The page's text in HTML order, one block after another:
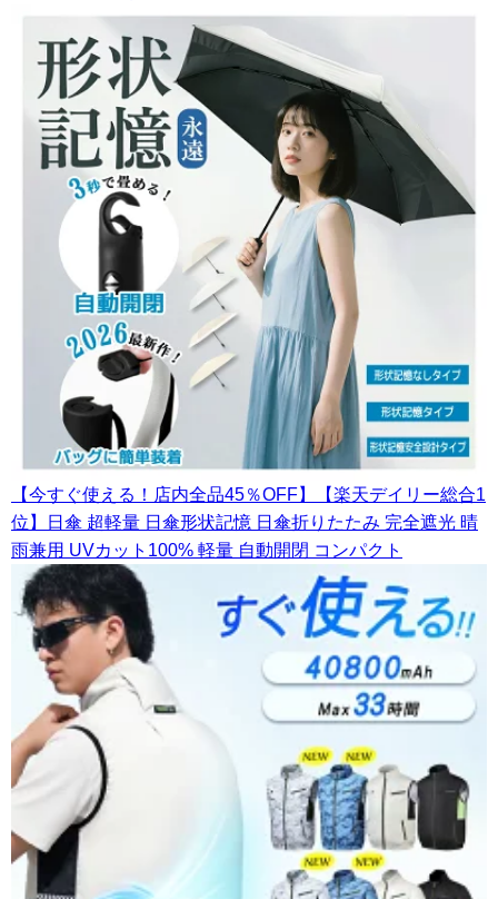
【今すぐ使える！店内全品45％OFF】【楽天デイリー総合1
位】日傘 超軽量 日傘形状記憶 日傘折りたたみ 完全遮光 晴
雨兼用 UVカット100% 軽量 自動開閉 コンパクト